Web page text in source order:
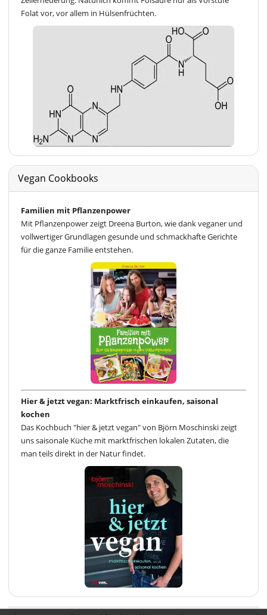
Folat vor, vor allem in Hülsenfrüchten.
Vegan Cookbooks
Familien mit Pflanzenpower
Mit Pflanzenpower zeigt Dreena Burton, wie dank veganer und
vollwertiger Grundlagen gesunde und schmackhafte Gerichte
für die ganze Familie entstehen.
Hier & jetzt vegan: Marktfrisch einkaufen, saisonal
kochen
Das Kochbuch "hier & jetzt vegan" von Björn Moschinski zeigt
uns saisonale Küche mit marktfrischen lokalen Zutaten, die
man teils direkt in der Natur findet.